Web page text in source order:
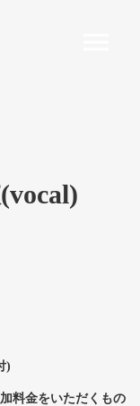
)
料金をいただくもの